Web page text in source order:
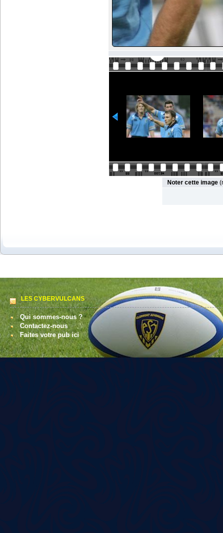
Noter cette image
LES CYBERVULCANS
Qui sommes-nous ?
Contactez-nous
Faites votre pub ici